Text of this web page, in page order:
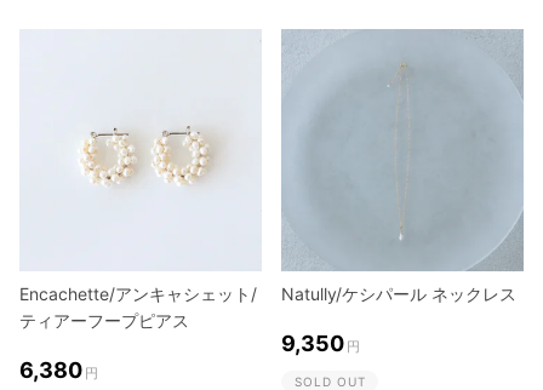
Encachette/アンキャシェット/
ティアーフープピアス
6,380 円
Natully/ケシパール ネックレス
9,350 円
SOLD OUT